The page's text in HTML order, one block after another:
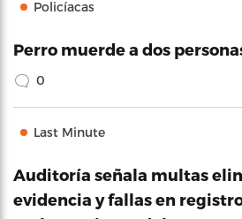
Policíacas
Perro muerde a dos
0
Last Minute
Auditoría señala multas
evidencia y fallas en